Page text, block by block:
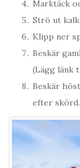
Marktäck
Strö ut
Klipp ner
Beskär
(Lägg länk
Beskär
efter skörd.